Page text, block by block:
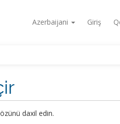
Azerbaijani Giriş
daxil edin.